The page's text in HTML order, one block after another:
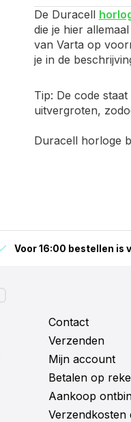
De Duracell
die je hier
van Varta op
je in de
Tip: De code
uitvergroten,
Duracell horloge
Voor 16:00 bestellen is
Contact
Verzenden
Mijn account
Betalen op
Aankoop
Verzendkosten